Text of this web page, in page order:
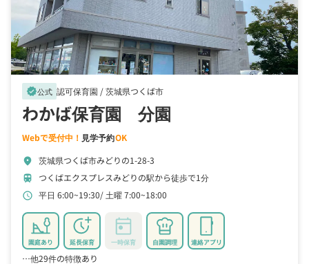
verified公式 認可保育園 /茨城県つくば市
わかば保育園 分園
Webで受付中！ 見学予約OK
location_on 茨城県つくば市みどりの1-28-3
train つくばエクスプレスみどりの駅から徒歩で1分
schedule 平日 6:00~19:30 土曜 7:00~18:00
園庭あり 延長保育 一時保育 自園調理 連絡アプリ
…他29件の特徴あり